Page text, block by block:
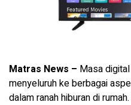
Matras News – Masa
menyeluruh ke berbagai
dalam ranah hiburan di